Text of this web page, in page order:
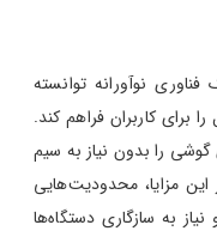
نوآورانه توانسته
برای کاربران فراهم کند.
را بدون نیاز به سیم
این مزایا، محدودیت‌هایی
به سازگاری دستگاه‌ها